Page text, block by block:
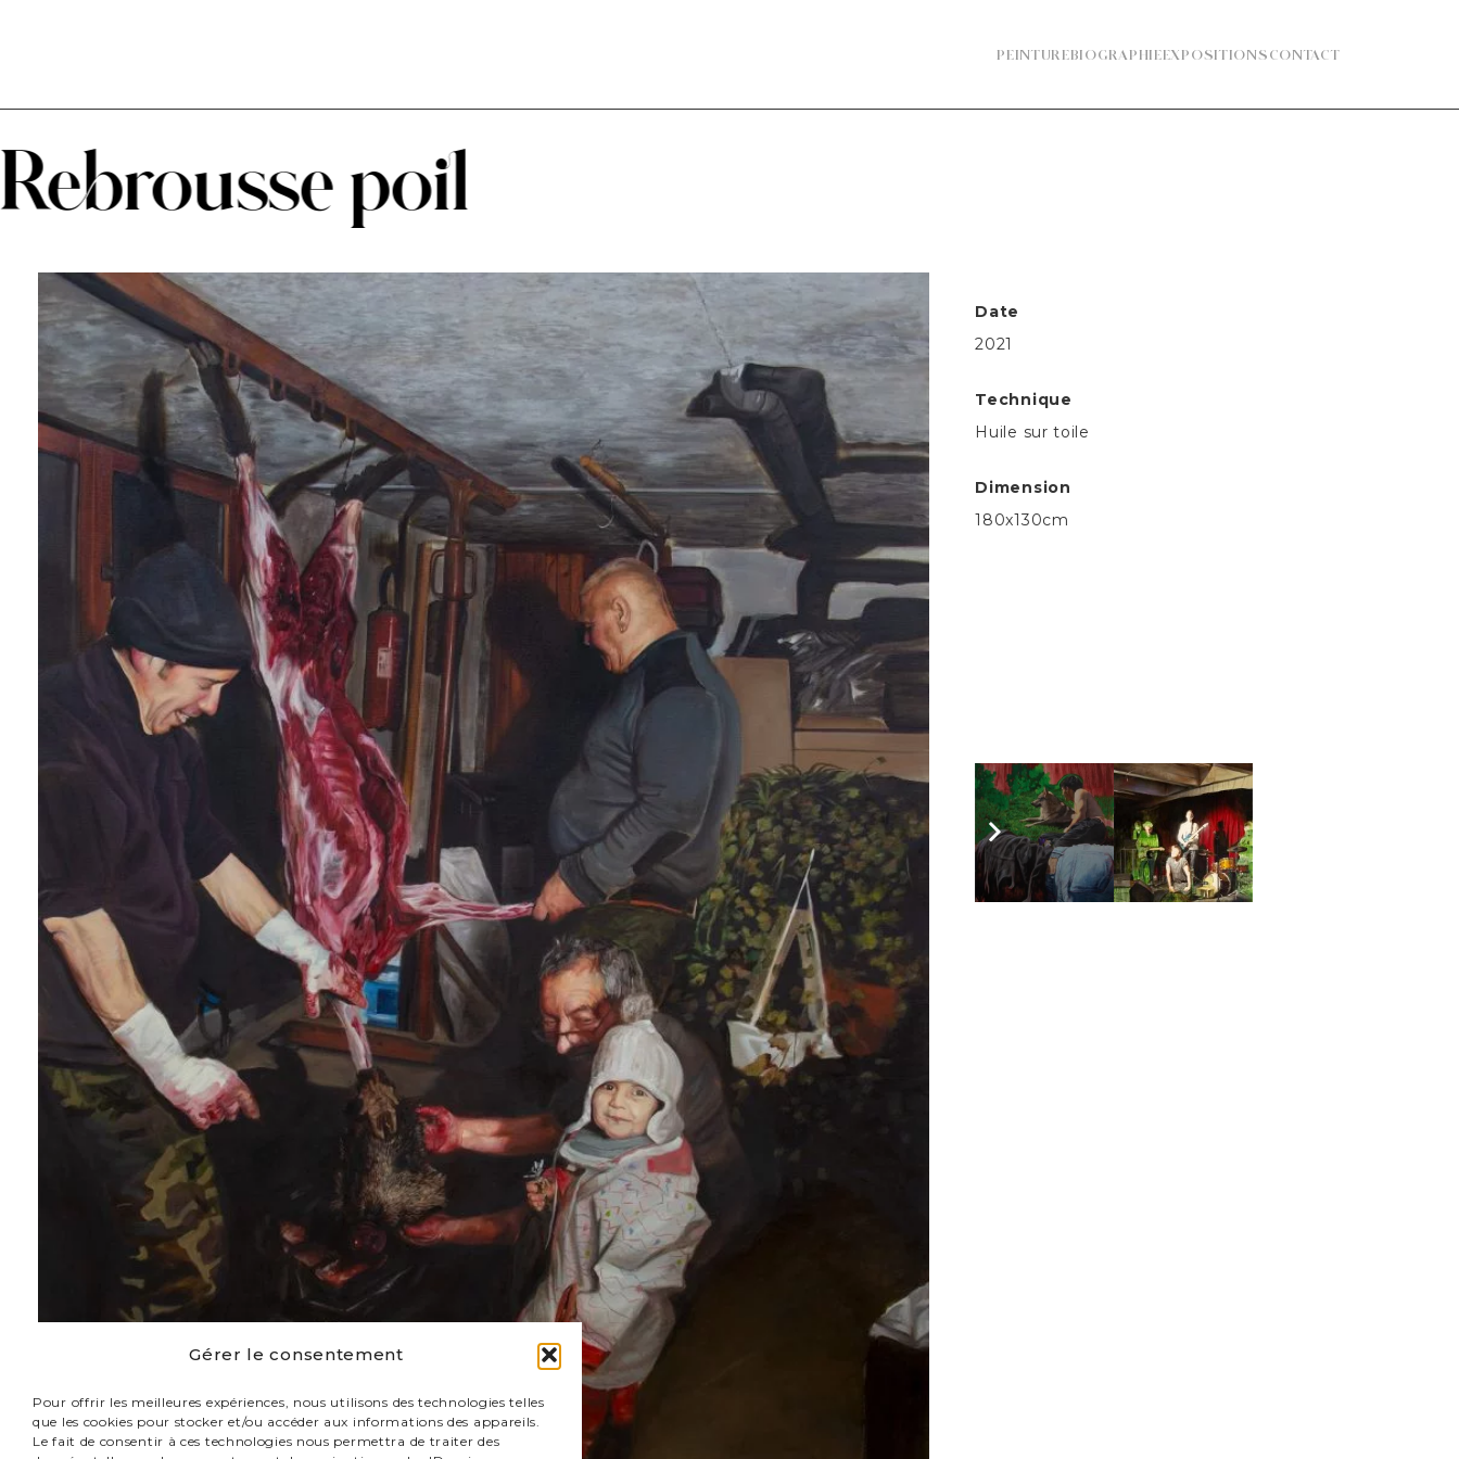
Gérer le consentement
Pour offrir les meilleures expériences, nous utilisons des technologies telles
que les cookies pour stocker et/ou accéder aux informations des appareils.
Le fait de consentir à ces technologies nous permettra de traiter des
PEINTUREBIOGRAPHIEEXPOSITIONS CONTACT
poil
Date
2021
Technique
Huile sur toile
Dimension
180x130cm